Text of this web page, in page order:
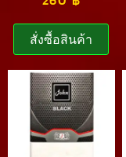
สั่งซื้อสินค้า